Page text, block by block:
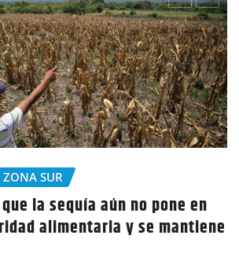
CHOLUTECA
Policía Nacional desaloja a
tierras en El Tulito, Choluteca